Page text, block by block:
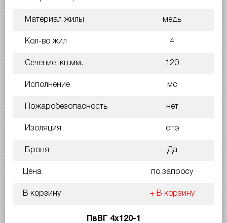
Материал жилы медь
Кол-во жил 4
Сечение, кв.мм. 120
Исполнение мс
Пожаробезопасность нет
Изоляция спэ
Броня Да
Цена по запросу
В корзину + В корзину
ПвВГ 4х120-1